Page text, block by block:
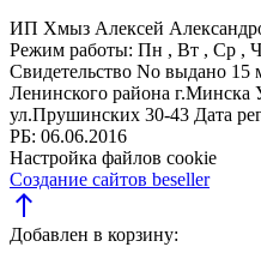
ИП Хмыз Алексей
Режим работы: Пн , Вт , Ср ,
Свидетельство No выдано 15
Ленинского района г.Минска
ул.Прушинских 30-43 Дата
РБ: 06.06.2016
Настройка файлов cookie
Создание сайтов beseller
north
Добавлен в корзину: